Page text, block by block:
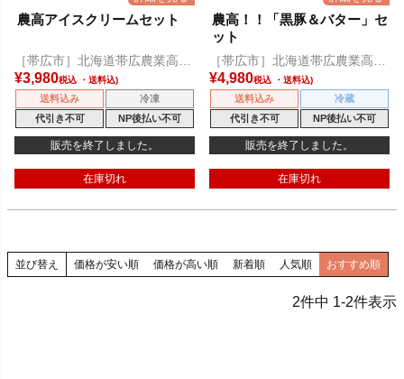
農高アイスクリームセット
［帯広市］北海道帯広農業高等
学校
¥3,980税込
送料込み
冷凍
代引き不可
NP後払い不可
販売を終了しました。
在庫切れ
農高！！「黒豚＆バター」セ
ット
［帯広市］北海道帯広農業高等
学校
¥4,980税込
送料込み
冷蔵
代引き不可
NP後払い不可
販売を終了しました。
在庫切れ
並び替え 価格が安い順 価格が高い順 新着順 人気順 おすすめ順
2件中 1-2件表示